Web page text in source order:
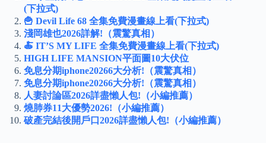
(下拉式)
🍟 Devil Life 68 全集免費漫畫線上看(下拉式)
淺岡雄也2026詳解!（震驚真相）
🍝 IT’S MY LIFE 全集免費漫畫線上看(下拉式)
HIGH LIFE MANSION平面圖10大伏位
免息分期iphone20266大分析!（震驚真相）
免息分期iphone20266大分析!（震驚真相）
人妻討論區2026詳盡懶人包!（小編推薦）
燒肺券11大優勢2026!（小編推薦）
破產完結後開戶口2026詳盡懶人包!（小編推薦）